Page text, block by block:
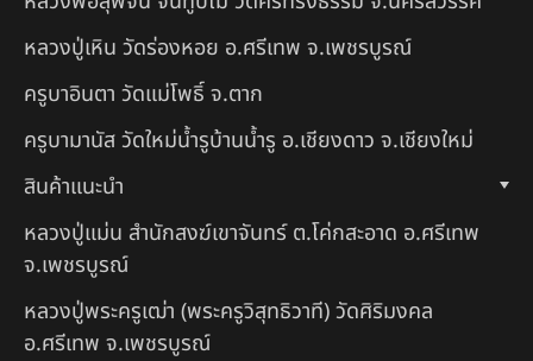
หลวงปู่เหิน วัดร่องหอย อ.ศรีเทพ จ.เพชรบูรณ์
ครูบาอินตา วัดแม่โพธิ์ จ.ตาก
ครูบามานัส วัดใหม่น้ำรูบ้านน้ำรู อ.เชียงดาว จ.เชียงใหม่
สินค้าแนะนำ
หลวงปู่แม่น สำนักสงฆ์เขาจันทร์ ต.โค่กสะอาด อ.ศรีเทพ
จ.เพชรบูรณ์
หลวงปู่พระครูเฒ่า (พระครูวิสุทธิวาที) วัดศิริมงคล
อ.ศรีเทพ จ.เพชรบูรณ์